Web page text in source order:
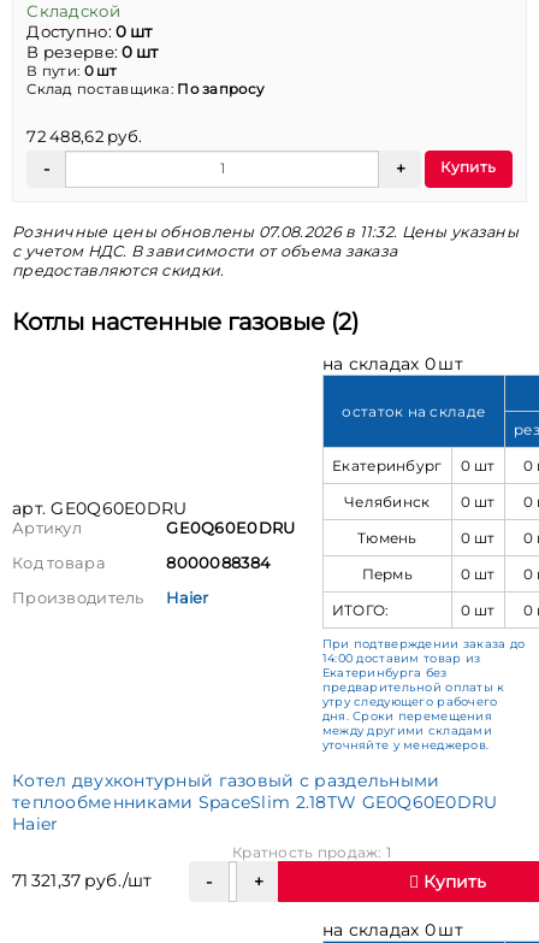
Складской
Доступно:0 шт
В резерве:0 шт
В пути: 0 шт
Склад поставщика: По запросу
72 488,62 руб.
Купить
Розничные цены обновлены 07.08.2026 в 11:32. Цены указаны
с учетом НДС. В зависимости от объема заказа
предоставляются скидки.
Котлы настенные газовые (2)
арт. GE0Q60E0DRU
Артикул
GE0Q60E0DRU
Код товара
8000088384
Производитель
Haier
на складах 0 шт
остаток на складе
Екатеринбург
0 шт
0
Челябинск
0 шт
0
Тюмень
0 шт
0
Пермь
0 шт
0
ИТОГО:
0 шт 0
При подтверждении заказа до
14:00 доставим товар из
Екатеринбурга без
предварительной оплаты к
утру следующего рабочего
дня. Сроки перемещения
между другими складами
уточняйте у менеджеров.
Котел двухконтурный газовый с раздельными
теплообменниками SpaceSlim 2.18TW GE0Q60E0DRU
Haier
71 321,37 руб./шт
Кратность продаж: 1
Купить
на складах 0 шт